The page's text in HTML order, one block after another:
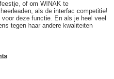
of om WINAK te
als de interfac competitie!
deze functie. En als je heel veel
tegen haar andere kwaliteiten